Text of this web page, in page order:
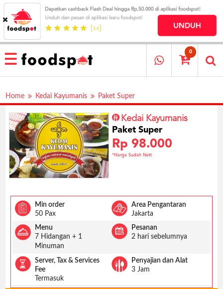
HOME
MENU
RESTAURANT
PESAN
OUR
COMPANY
KATA
MEREKA
KATALOG
FAQ
ABOUT
CATERERS
BLOG
TERMS
CONDITIONS
0
Home Kedai Kayumanis Paket Super
Kedai Kayumanis
Paket Super
Rp 98.000
*Harga Sudah Nett
Min order
50 Pax
Area Pengantaran
Jakarta
Menu
7 Hidangan + 1
Minuman
Pesanan
2 hari sebelumnya
Server, Tax & Services
Fee
Termasuk
Penyajian dan Alat
3 Jam